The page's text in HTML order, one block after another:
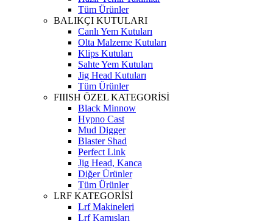
Tüm Ürünler
BALIKÇI KUTULARI
Canlı Yem Kutuları
Olta Malzeme Kutuları
Klips Kutuları
Sahte Yem Kutuları
Jig Head Kutuları
Tüm Ürünler
FIIISH ÖZEL KATEGORİSİ
Black Minnow
Hypno Cast
Mud Digger
Blaster Shad
Perfect Link
Jig Head, Kanca
Diğer Ürünler
Tüm Ürünler
LRF KATEGORİSİ
Lrf Makineleri
Lrf Kamışları